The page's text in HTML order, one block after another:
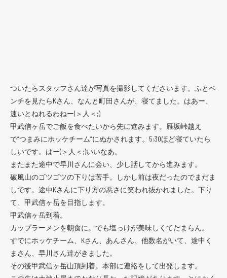
ついたらスタッフさん達が写真を撮影してくださいます。ふとベ
ンチを見たらKさん、なんと町田さんが、寝てました。はあー、
速いとねれるわねー(＞人＜;)
甲武信ヶ岳でご飯を食べたいから先に進みます。雁坂峠越え
で”つまみにホッケチーム”にぬかされます。5:30ほど寝ていたら
しいです。はー(＞人＜;)いいなあ。
またまた途中で早川さんに会い、少し話してから進みます。
破風山のゴツゴツの下りは苦手。しかし前は夜だったのでまだま
しです。途中Kさんに下り方の悪さに笑われ抜かれました。下り
て、甲武信ヶ岳を目指します。
甲武信ヶ岳到着。
カップラーメンを朝食に。でも塩っけが美味しくてたまらん。
すでにホッケチーム、Kさん、あんさん、他数名がいて、途中く
まさん、早川さん達がきました。
その後甲武信ヶ岳山頂到着。本部に連絡をして出発します。